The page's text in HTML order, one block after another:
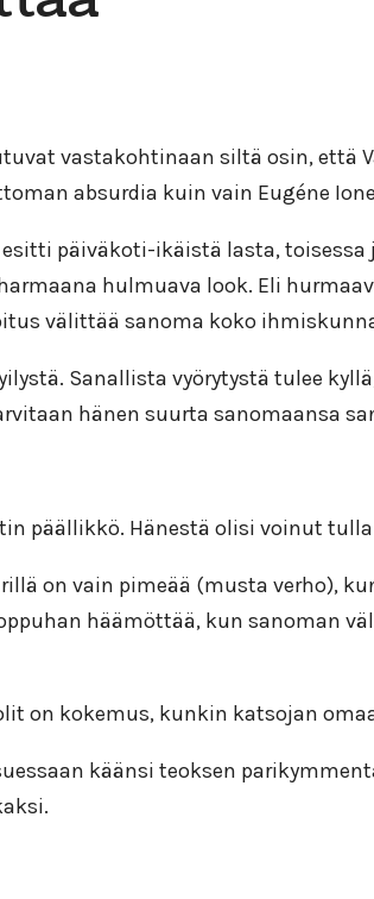
vastakohtinaan siltä osin,
absurdia kuin vain Eugéne
päiväkoti-ikäistä lasta,
hulmuava look. Eli
välittää sanoma koko
Sanallista vyörytystä tulee
hänen suurta sanomaansa
päällikkö. Hänestä olisi voinut
on vain pimeää (musta verho),
häämöttää, kun sanoman
on kokemus, kunkin katsojan
käänsi teoksen